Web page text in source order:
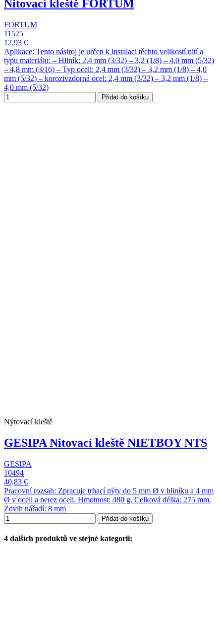
Nitovací kleště FORTUM
FORTUM
11525
12,93 €
Aplikace: Tento nástroj je určen k instalaci těchto velikostí nití a
typu materiálu: – Hliník: 2,4 mm (3/32) – 3,2 (1/8) – 4,0 mm (5/32)
– 4,8 mm (3/16) – Typ oceli: 2,4 mm (3/32) – 3,2 mm (1/8) – 4,0
mm (5/32) – korozivzdorná ocel: 2,4 mm (3/32) – 3,2 mm (1/8) –
4,0 mm (5/32)
Přidat do košíku
Nýtovací kleště
GESIPA Nitovací kleště NIETBOY NTS
GESIPA
10494
40,83 €
Pracovní rozsah: Zpracuje trhací nýty do 5 mm Ø v hliníku a 4 mm
Ø v oceli a nerez oceli. Hmotnost: 480 g. Celková délka: 275 mm.
Zdvih nářadí: 8 mm
Přidat do košíku
4 dalších produktů ve stejné kategorii: